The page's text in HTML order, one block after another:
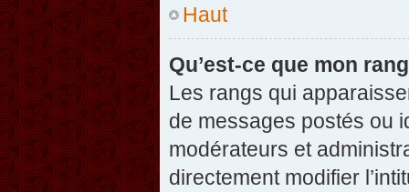
Haut
Qu’est-ce que mon
Les rangs qui
de messages postés ou
modérateurs et
directement modifier